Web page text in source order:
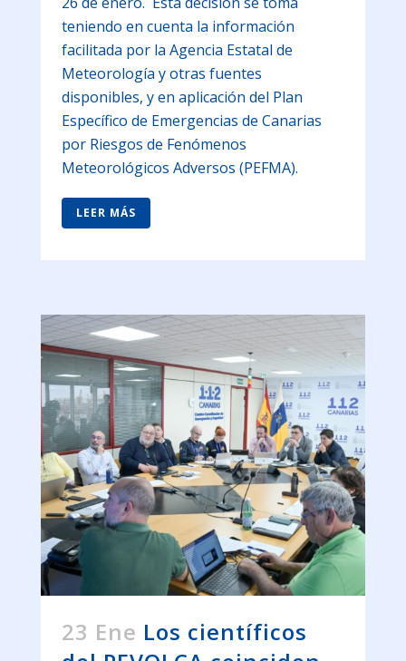
teniendo en cuenta la información
facilitada por la Agencia Estatal de
Meteorología y otras fuentes
disponibles, y en aplicación del Plan
Específico de Emergencias de Canarias
por Riesgos de Fenómenos
Meteorológicos Adversos (PEFMA).
LEER MÁS
23 Ene Los científicos